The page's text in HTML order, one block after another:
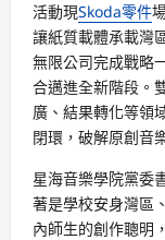
活動現Skoda零件
讓紙質載體承載灣
無限公司完成戰略
合邁進全新階段。
廣、結果轉化等領
閉環，破解原創音
星海音樂學院黨委
著是學校安身灣區
內師生的創作聰明